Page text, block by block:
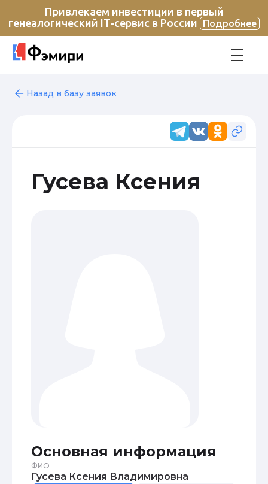
Привлекаем инвестиции в первый
генеалогический IT-сервис в России
Подробнее
Назад в базу заявок
Гусева Ксения
Основная информация
ФИО
Гусева Ксения Владимировна